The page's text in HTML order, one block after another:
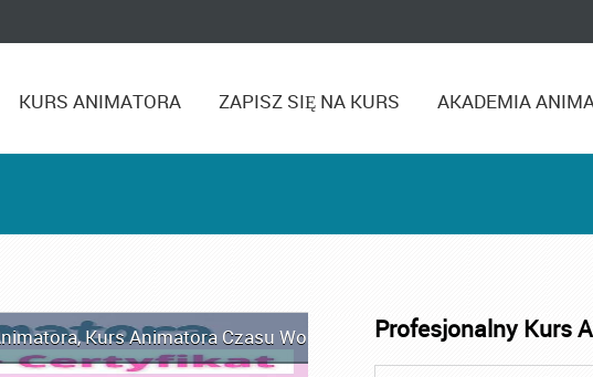
KURS ANIMATORA ZAPISZ SIĘ NA KURS AKADEMIA
,Kurs Animatora Czasu Wolnego Kurs Animatora Czasu
Profesjonalny Kurs